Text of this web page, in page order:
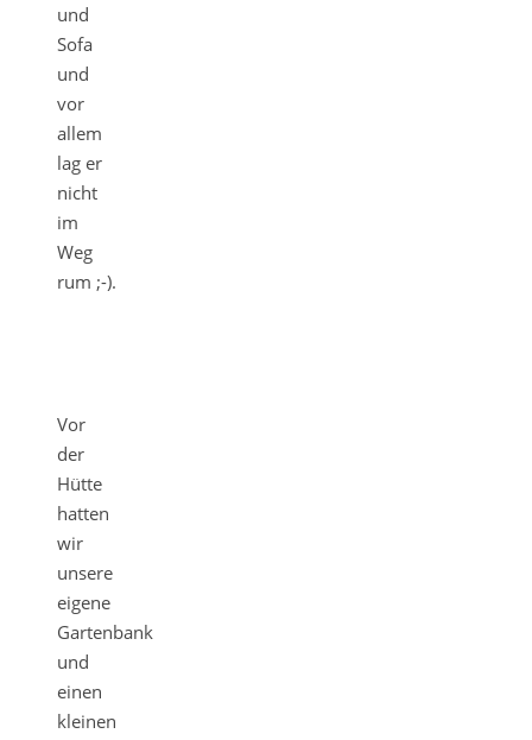
und
Sofa
und
vor
allem
lag er
nicht
im
Weg
rum ;-).
Vor
der
Hütte
hatten
wir
unsere
eigene
Gartenbank
und
einen
kleinen